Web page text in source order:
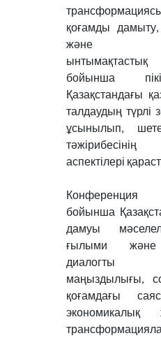
қоғамды
және
бойынша
Қазақстандағы
талдаудың түрлі
ұсынылып,
аспектілері
Конференция
бойынша
дамуы
ғылыми және
диалогты
маңыздылығы,
қоғамдағы